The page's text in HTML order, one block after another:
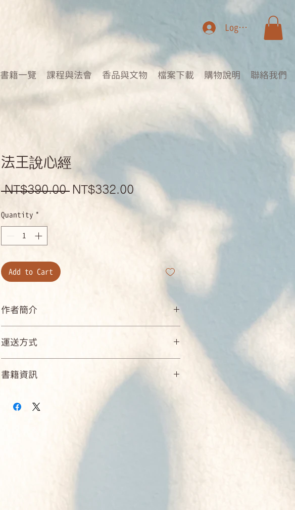
Log In
書籍一覽 課程與法會 香品與文物 檔案下載 購物說明 聯絡我們
法王說心經
NT$390.00 Regular
NT$332.00
Quantity *
Add to Cart
作者簡介
袖——第十七世噶瑪巴。
已有九百年歷史的噶瑪巴傳承，為世界上最古老
的轉世傳承。西元2000年，14歲的噶瑪巴從西藏出走
運送方式
國內店到店可取貨商店：7-11。 全家
海外：可航運可到達之海外、運費另計。
書籍資訊
規格：精裝 / 180頁 / 17 x 22 x 2.52 cm / 普通